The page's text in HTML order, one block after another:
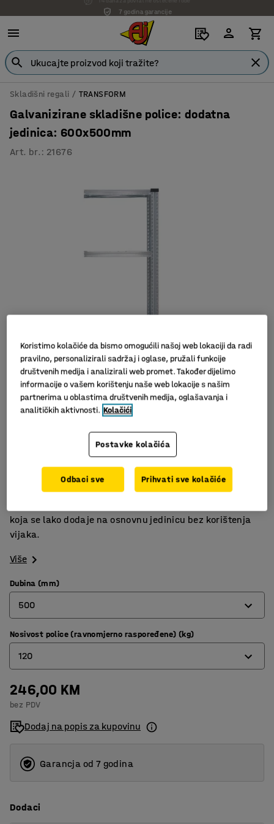
7 godina garancije
Skladišni regali TRANSFORM
Galvanizirane skladišne police: dodatna
jedinica: 600x500mm
Art. br. : 21676
Nisu potrebni vijci
Dodatni prostor za spremanje
Dodatna jedinica s podesivim policama za regal
koja se lako dodaje na osnovnu jedinicu bez korištenja
vijaka.
Više
Dubina (mm)
500
320
400
500
600
800
Nosivost police (ravnomjerno raspoređene) (kg)
120
100
120
170
200
246,00 KM
bez PDV
Dodaj na popis za kupovinu
Garancja od 7 godina
Dodaci
Koristimo kolačiće da bismo omogućili našoj web lokaciji da radi
pravilno, personalizirali sadržaj i oglase, pružali funkcije
društvenih medija i analizirali web promet. Također dijelimo
informacije o vašem korištenju naše web lokacije s našim
partnerima u oblastima društvenih medija, oglašavanja i
analitičkih aktivnosti. Kolačići
Postavke kolačića
Odbaci sve Prihvati sve kolačiće